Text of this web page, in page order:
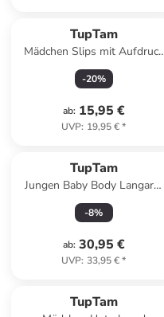
TupTam
Mädchen Slips mit Aufdruck
10er Pack in rosa/blau
-20%
ab: 15,95 €
UVP: 19,95 €*
TupTam
Jungen Baby Body Langarm
5er Pack in blau/gelb
-8%
ab: 30,95 €
UVP: 33,95 €*
TupTam